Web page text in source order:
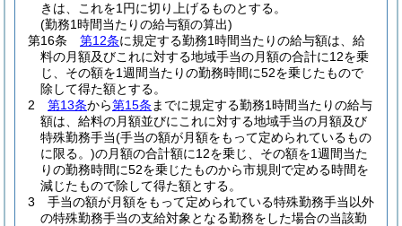
きは、これを1円に切り上げるものとする。
(勤務1時間当たりの給与額の算出)
第16条
第12条に規定する勤務1時間当たりの給与額は、給
料の月額及びこれに対する地域手当の月額の合計に12を乗
じ、その額を1週間当たりの勤務時間に52を乗じたもので
除して得た額とする。
2
第13条から第15条 までに規定する勤務1時間当たりの給与
額は、給料の月額並びにこれに対する地域手当の月額及び
特殊勤務手当(手当の額が月額をもって定められているもの
に限る。)の月額の合計額に12を乗じ、その額を1週間当た
りの勤務時間に52を乗じたものから市規則で定める時間を
減じたもので除して得た額とする。
3
手当の額が月額をもって定められている特殊勤務手当以外
の特殊勤務手当の支給対象となる勤務をした場合の当該勤